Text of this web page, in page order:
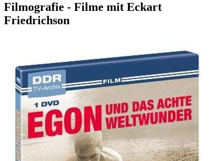
Filmografie - Filme mit Eckart
Friedrichson